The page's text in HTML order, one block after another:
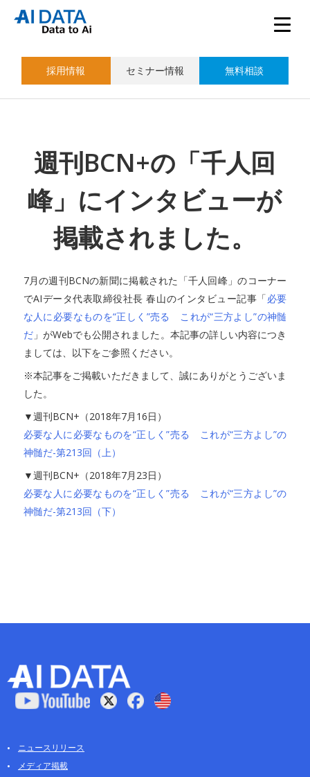
採用情報 セミナー情報 無料相談
週刊BCN+の「千人回
峰」にインタビューが
掲載されました。
7月の週刊BCNの新聞に掲載された「千人回峰」のコーナー
でAIデータ代表取締役社長 春山のインタビュー記事「必要
な人に必要なものを“正しく”売る これが“三方よし”の神髄
だ」がWebでも公開されました。本記事の詳しい内容につき
ましては、以下をご参照ください。
※本記事をご掲載いただきまして、誠にありがとうございま
した。
▼週刊BCN+（2018年7月16日）
必要な人に必要なものを“正しく”売る これが“三方よし”の
神髄だ-第213回（上）
▼週刊BCN+（2018年7月23日）
必要な人に必要なものを“正しく”売る これが“三方よし”の
神髄だ-第213回（下）
ニュースリリース
メディア掲載